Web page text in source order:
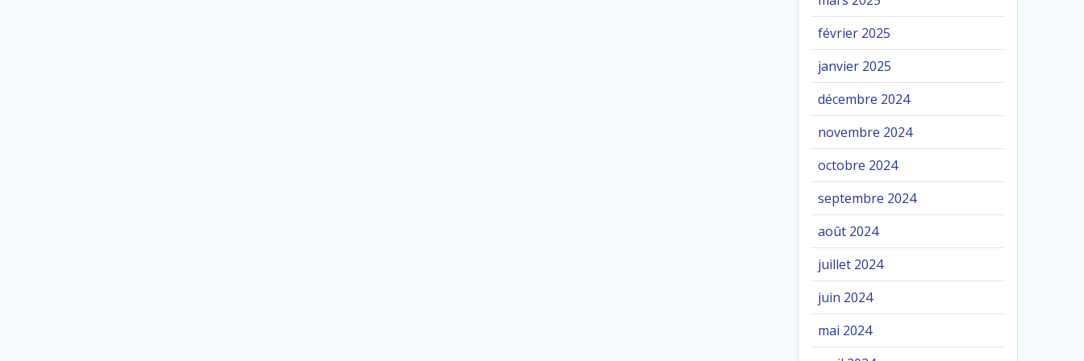
février 2025
janvier 2025
décembre 2024
novembre 2024
octobre 2024
septembre 2024
août 2024
juillet 2024
juin 2024
mai 2024